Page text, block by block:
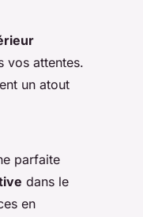
vos attentes.
un atout
parfaite
dans le
en